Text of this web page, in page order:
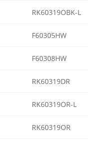
RK60319OBK-L
F60305HW
F60308HW
RK60319DR
RK60319OR-L
RK60319OR